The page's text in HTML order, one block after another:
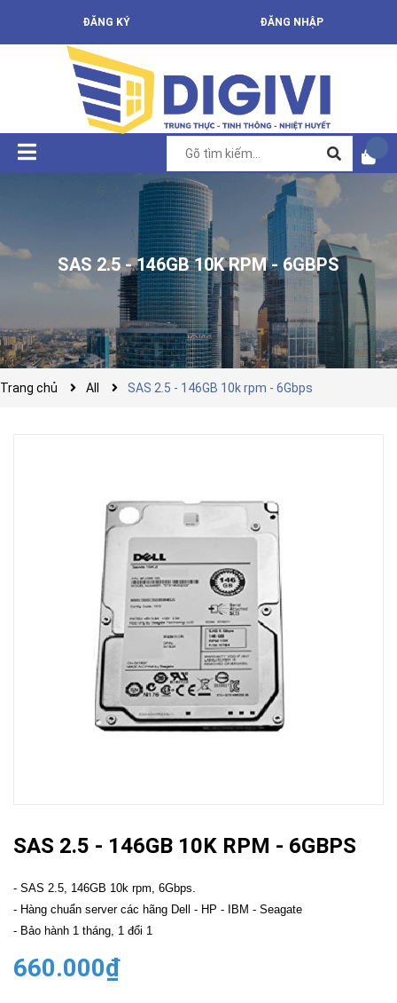
ĐĂNG KÝ ĐĂNG NHẬP
SAS 2.5 - 146GB 10K RPM - 6GBPS
Trang chủ All SAS 2.5 - 146GB 10k rpm - 6Gbps
SAS 2.5 - 146GB 10K RPM - 6GBPS
- SAS 2.5, 146GB 10k rpm, 6Gbps.
- Hàng chuẩn server các hãng Dell - HP - IBM - Seagate
- Bảo hành 1 tháng, 1 đổi 1
660.000₫